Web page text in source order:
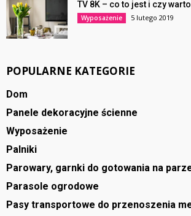
TV 8K – co to jest i czy
Wyposażenie 5 lutego 2019
POPULARNE KATEGORIE
Dom
Panele dekoracyjne ścienne
Wyposażenie
Palniki
Parowary, garnki do gotowania na
Parasole ogrodowe
Pasy transportowe do przenoszenia